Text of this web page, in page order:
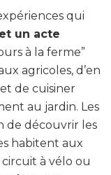
qui
un acte
à la ferme”
agricoles, d’en
de cuisiner
au jardin. Les
de découvrir les
habitent aux
à vélo ou